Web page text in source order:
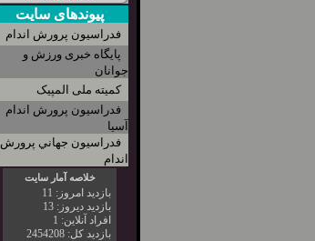
پیوندهای سایت
فدراسیون پرورش اندام
پایگاه خبری ورزش و
جوانان
کمیته ملی المپیک
فدراسیون پرورش اندام
آسیا
فدراسیون جهاني پرورش
اندام